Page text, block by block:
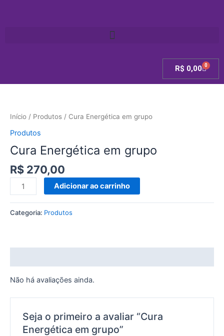
R$ 0,00 0
Início / Produtos / Cura Energética em grupo
Produtos
Cura Energética em grupo
R$ 270,00
em
quantidade
Adicionar ao carrinho
Categoria: Produtos
Não há avaliações ainda.
Seja o primeiro a avaliar “Cura
Energética em grupo”